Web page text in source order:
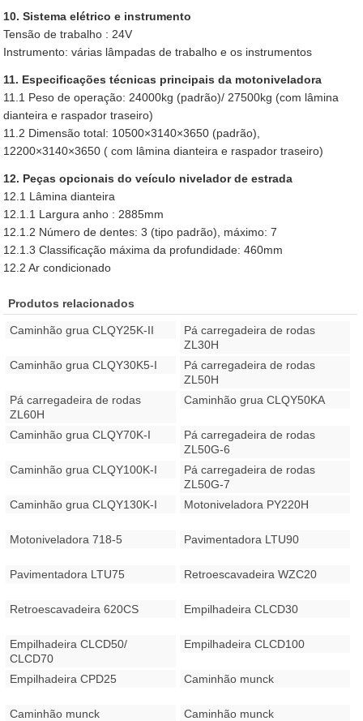
10. Sistema elétrico e instrumento
Tensão de trabalho : 24V
Instrumento: várias lâmpadas de trabalho e os instrumentos
11. Especificações técnicas principais da motoniveladora
11.1 Peso de operação: 24000kg (padrão)/ 27500kg (com lâmina
dianteira e raspador traseiro)
11.2 Dimensão total: 10500×3140×3650 (padrão),
12200×3140×3650 ( com lâmina dianteira e raspador traseiro)
12. Peças opcionais do veículo nivelador de estrada
12.1 Lâmina dianteira
12.1.1 Largura anho : 2885mm
12.1.2 Número de dentes: 3 (tipo padrão), máximo: 7
12.1.3 Classificação máxima da profundidade: 460mm
12.2 Ar condicionado
Produtos relacionados
Caminhão grua CLQY25K-II
Pá carregadeira de rodas
ZL30H
Caminhão grua CLQY30K5-I
Pá carregadeira de rodas
ZL50H
Pá carregadeira de rodas
ZL60H
Caminhão grua CLQY50KA
Caminhão grua CLQY70K-I
Pá carregadeira de rodas
ZL50G-6
Caminhão grua CLQY100K-I
Pá carregadeira de rodas
ZL50G-7
Caminhão grua CLQY130K-I
Motoniveladora PY220H
Motoniveladora 718-5 Pavimentadora LTU90
Pavimentadora LTU75 Retroescavadeira WZC20
Retroescavadeira 620CS Empilhadeira CLCD30
Empilhadeira CLCD50/
CLCD70
Empilhadeira CLCD100
Empilhadeira CPD25 Caminhão munck
Caminhão munck Caminhão munck